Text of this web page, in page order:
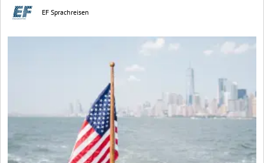
EF Sprachreisen